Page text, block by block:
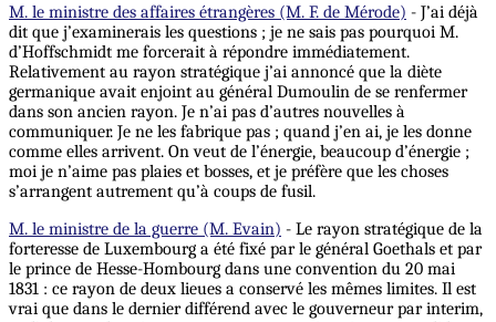
M. le ministre des affaires étrangères (M. F. de Mérode) - J’ai déjà
dit que j’examinerais les questions ; je ne sais pas pourquoi M.
d’Hoffschmidt me forcerait à répondre immédiatement.
Relativement au rayon stratégique j’ai annoncé que la diète
germanique avait enjoint au général Dumoulin de se renfermer
dans son ancien rayon. Je n’ai pas d’autres nouvelles à
communiquer. Je ne les fabrique pas ; quand j’en ai, je les donne
comme elles arrivent. On veut de l’énergie, beaucoup d’énergie ;
moi je n’aime pas plaies et bosses, et je préfère que les choses
s’arrangent autrement qu’à coups de fusil.
M. le ministre de la guerre (M. Evain) - Le rayon stratégique de la
forteresse de Luxembourg a été fixé par le général Goethals et par
le prince de Hesse-Hombourg dans une convention du 20 mai
1831 : ce rayon de deux lieues a conservé les mêmes limites. Il est
vrai que dans le dernier différend avec le gouverneur par interim,